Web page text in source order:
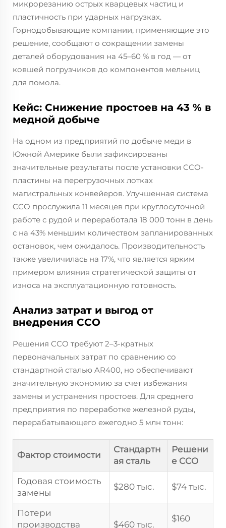
микрорезанию острых кварцевых частиц и
пластичность при ударных нагрузках.
Горнодобывающие компании, применяющие это
решение, сообщают о сокращении замены
деталей оборудования на 45–60 % в год — от
ковшей погрузчиков до компонентов мельниц
для помола.
Кейс: Снижение простоев на 43 % в
медной добыче
На одном из предприятий по добыче меди в
Южной Америке были зафиксированы
значительные результаты после установки CCO-
пластины на перегрузочных лотках
магистральных конвейеров. Улучшенная система
CCO прослужила 11 месяцев при круглосуточной
работе с рудой и переработала 18 000 тонн в день
с на 43% меньшим количеством запланированных
остановок, чем ожидалось. Производительность
также увеличилась на 17%, что является ярким
примером влияния стратегической защиты от
износа на эксплуатационную готовность.
Анализ затрат и выгод от
внедрения CCO
Решения CCO требуют 2–3-кратных
первоначальных затрат по сравнению со
стандартной сталью AR400, но обеспечивают
значительную экономию за счет избежания
замены и устранения простоев. Для среднего
предприятия по переработке железной руды,
перерабатывающего ежегодно 5 млн тонн:
Фактор стоимости
Стандартн
ая сталь
Решени
е CCO
Годовая стоимость
замены
$280 тыс. $74 тыс.
Потери
производства
$460 тыс.
$160